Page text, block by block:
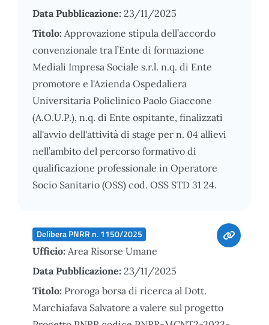
Data Pubblicazione: 23/11/2025
Titolo: Approvazione stipula dell’accordo
convenzionale tra l’Ente di formazione
Mediali Impresa Sociale s.r.l. n.q. di Ente
promotore e l'Azienda Ospedaliera
Universitaria Policlinico Paolo Giaccone
(A.O.U.P.), n.q. di Ente ospitante, finalizzati
all'avvio dell'attività di stage per n. 04 allievi
nell’ambito del percorso formativo di
qualificazione professionale in Operatore
Socio Sanitario (OSS) cod. OSS STD 31 24.
Delibera PNRR n. 1150/2025
Ufficio: Area Risorse Umane
Data Pubblicazione: 23/11/2025
Titolo: Proroga borsa di ricerca al Dott.
Marchiafava Salvatore a valere sul progetto